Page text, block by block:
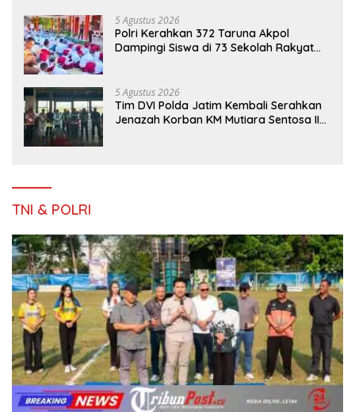
5 Agustus 2026
Polri Kerahkan 372 Taruna Akpol
Dampingi Siswa di 73 Sekolah Rakyat
5 Agustus 2026
Tim DVI Polda Jatim Kembali Serahkan
Jenazah Korban KM Mutiara Sentosa II
TNI & POLRI